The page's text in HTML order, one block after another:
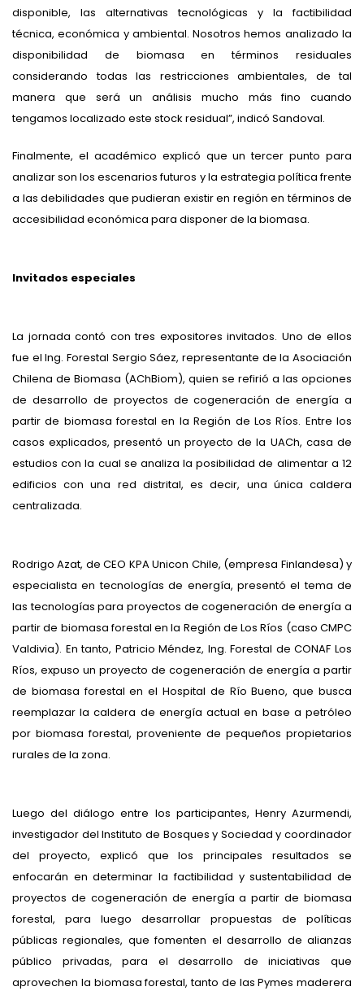
disponible, las alternativas tecnológicas y la factibilidad
técnica, económica y ambiental. Nosotros hemos analizado la
disponibilidad de biomasa en términos residuales
considerando todas las restricciones ambientales, de tal
manera que será un análisis mucho más fino cuando
tengamos localizado este stock residual”, indicó Sandoval.
Finalmente, el académico explicó que un tercer punto para
analizar son los escenarios futuros y la estrategia política frente
a las debilidades que pudieran existir en región en términos de
accesibilidad económica para disponer de la biomasa.
Invitados especiales
La jornada contó con tres expositores invitados. Uno de ellos
fue el Ing. Forestal Sergio Sáez, representante de la Asociación
Chilena de Biomasa (AChBiom), quien se refirió a las opciones
de desarrollo de proyectos de cogeneración de energía a
partir de biomasa forestal en la Región de Los Ríos. Entre los
casos explicados, presentó un proyecto de la UACh, casa de
estudios con la cual se analiza la posibilidad de alimentar a 12
edificios con una red distrital, es decir, una única caldera
centralizada.
Rodrigo Azat, de CEO KPA Unicon Chile, (empresa Finlandesa) y
especialista en tecnologías de energía, presentó el tema de
las tecnologías para proyectos de cogeneración de energía a
partir de biomasa forestal en la Región de Los Ríos (caso CMPC
Valdivia). En tanto, Patricio Méndez, Ing. Forestal de CONAF Los
Ríos, expuso un proyecto de cogeneración de energía a partir
de biomasa forestal en el Hospital de Río Bueno, que busca
reemplazar la caldera de energía actual en base a petróleo
por biomasa forestal, proveniente de pequeños propietarios
rurales de la zona.
Luego del diálogo entre los participantes, Henry Azurmendi,
investigador del Instituto de Bosques y Sociedad y coordinador
del proyecto, explicó que los principales resultados se
enfocarán en determinar la factibilidad y sustentabilidad de
proyectos de cogeneración de energía a partir de biomasa
forestal, para luego desarrollar propuestas de políticas
públicas regionales, que fomenten el desarrollo de alianzas
público privadas, para el desarrollo de iniciativas que
aprovechen la biomasa forestal, tanto de las Pymes maderera